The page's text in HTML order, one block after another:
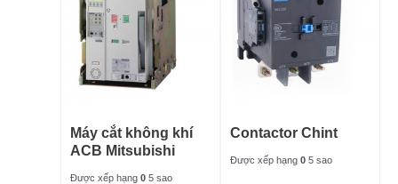
Máy cắt không khí
ACB Mitsubishi
Được xếp hạng 0 5 sao
Contactor Chint
Được xếp hạng 0 5 sao